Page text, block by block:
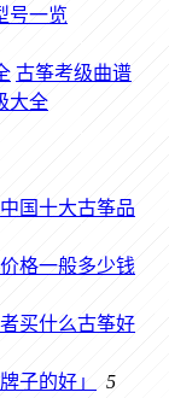
古筝考级曲谱
中国十大古筝品
格一般多少钱
买什么古筝好
子的好」
5